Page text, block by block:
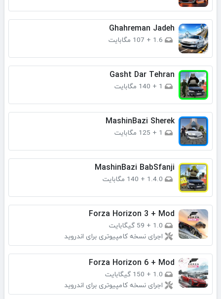
Ghahreman Jadeh
1.6
+ 107 مگابایت
Gasht Dar Tehran
1
+ 140 مگابایت
MashinBazi Sherek
1
+ 125 مگابایت
MashinBazi BabSfanji
1.4.0
+ 140 مگابایت
Forza Horizon 3 + Mod
1.0
+ 59 گیگابایت
اجرای نسخه کامپیوتری برای اندروید
Forza Horizon 6 + Mod
1.0
+ 150 گیگابایت
اجرای نسخه کامپیوتری برای اندروید